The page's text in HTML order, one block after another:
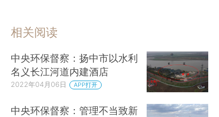
相关阅读
中央环保督察：扬中市以水利
名义长江河道内建酒店
2022年04月06日 APP打开
中央环保督察：管理不当致新